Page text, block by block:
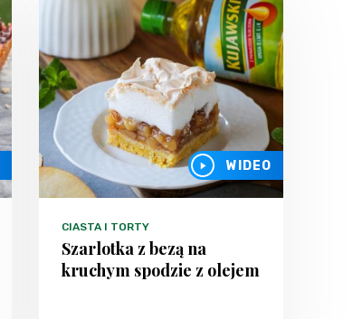
WIDEO
CIASTA I TORTY
Szarlotka z bezą na
kruchym spodzie z olejem